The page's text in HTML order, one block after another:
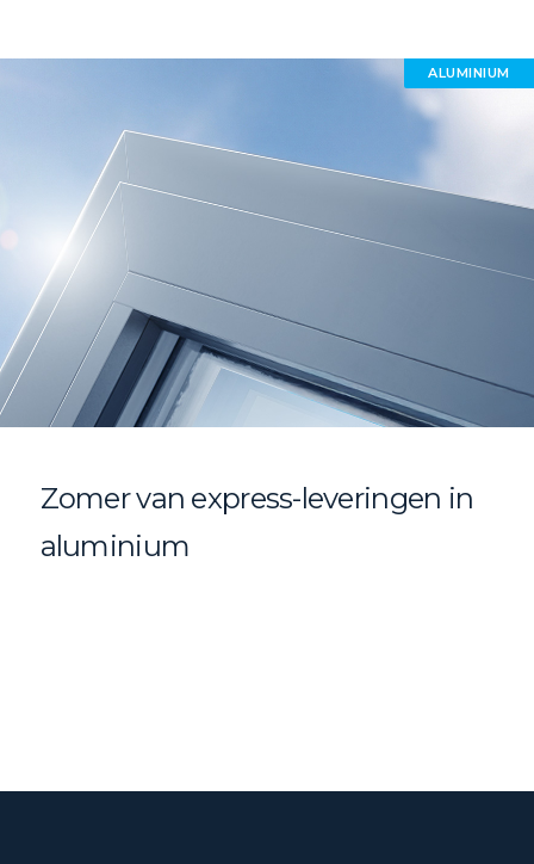
Zomer van express-leveringen in
aluminium
ALUMINIUM